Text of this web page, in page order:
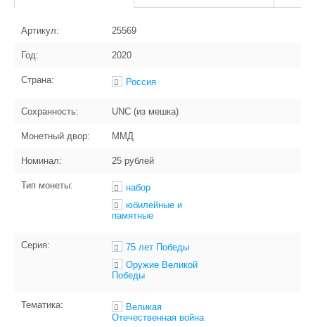
Артикул: 25569
Год: 2020
Страна: Россия
Сохранность: UNC (из мешка)
Монетный двор: ММД
Номинал: 25 рублей
Тип монеты:
набор
юбилейные и
памятные
Серия:
75 лет Победы
Оружие Великой
Победы
Тематика:
Великая
Отечественная война